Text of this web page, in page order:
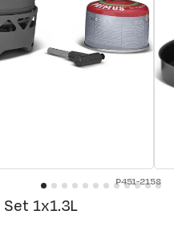
P451-2158
1x1.3L